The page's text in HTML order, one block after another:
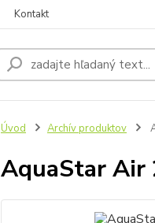
Kontakt
Úvod Archív produktov
AquaStar Air